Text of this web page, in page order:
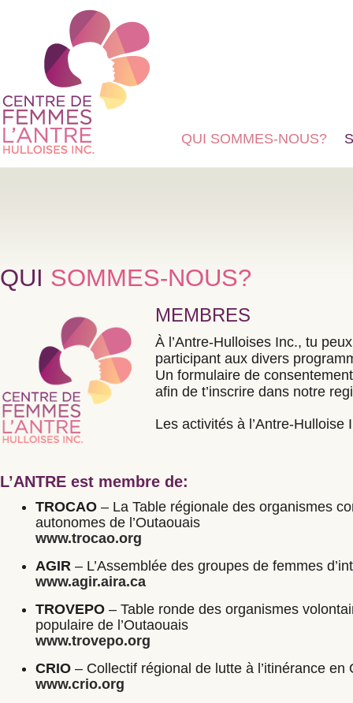
QUI SOMMES-NOUS?
QUI SOMMES-NOUS?
MEMBRES
À l’Antre-Hulloises Inc., tu
participant aux divers
Un formulaire de
afin de t’inscrire dans notre
Les activités à l’Antre-Hulloise
L’ANTRE est membre de:
TROCAO – La Table régionale des organismes
autonomes de l’Outaouais
www.trocao.org
AGIR – L’Assemblée des groupes de femmes
www.agir.aira.ca
TROVEPO – Table ronde des organismes
populaire de l’Outaouais
www.trovepo.org
CRIO – Collectif régional de lutte à l’itinérance en
www.crio.org